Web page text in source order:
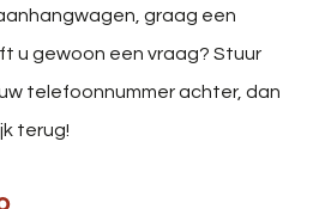
graag een
u gewoon een vraag? Stuur
telefoonnummer achter, dan
terug!